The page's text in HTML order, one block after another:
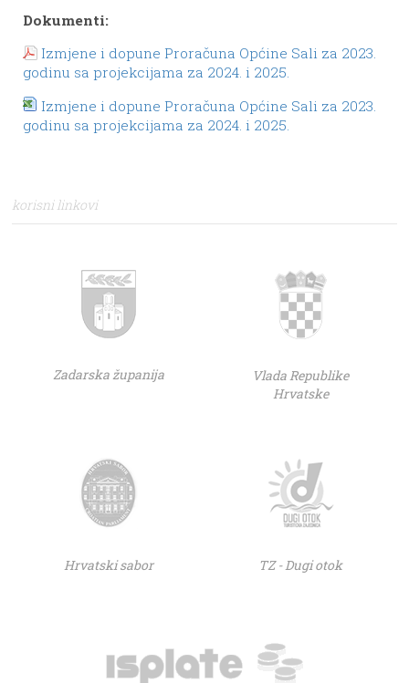
Dokumenti:
Izmjene i dopune Proračuna Općine Sali za 2023.
godinu sa projekcijama za 2024. i 2025.
Izmjene i dopune Proračuna Općine Sali za 2023.
godinu sa projekcijama za 2024. i 2025.
korisni linkovi
Zadarska županija
Vlada Republike
Hrvatske
Hrvatski sabor TZ - Dugi otok